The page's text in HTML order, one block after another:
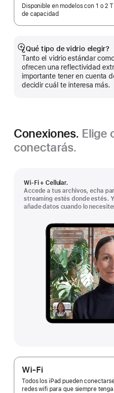
Disponible en modelos con 1 o 2
de capacidad
¿Qué tipo de vidrio elegir?
Tanto el vidrio estándar
ofrecen una reflectividad
importante tener en cuenta
decidir cuál te interesa más.
Mostrar
más
Conexiones. Elige
conectarás.
Wi-Fi + Cellular.
Accede a tus archivos, echa
streaming estés donde estés.
añade datos cuando lo
Wi-Fi
Todos los iPad pueden
redes wifi para que siempre